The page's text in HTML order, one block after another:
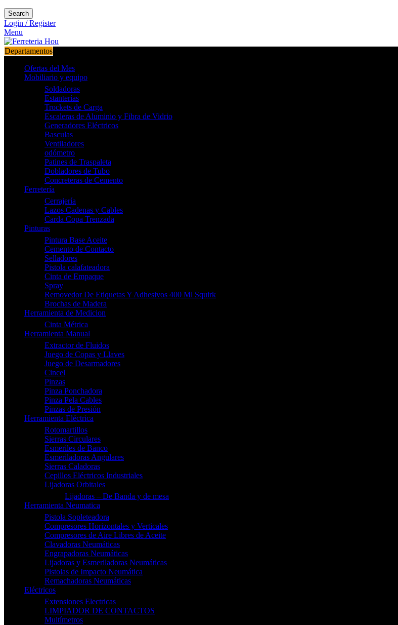
Search
Login / Register
Menu
Departamentos
Ofertas del Mes
Mobiliario y equipo
Soldadoras
Estanterías
Trockets de Carga
Escaleras de Aluminio y Fibra de Vidrio
Generadores Eléctricos
Basculas
Ventiladores
odómetro
Patines de Traspaleta
Dobladores de Tubo
Concreteras de Cemento
Ferretería
Cerrajería
Lazos Cadenas y Cables
Carda Copa Trenzada
Pinturas
Pintura Base Aceite
Cemento de Contacto
Selladores
Pistola calafateadora
Cinta de Empaque
Spray
Removedor De Etiquetas Y Adhesivos 400 Ml Squirk
Brochas de Madera
Herramienta de Medicion
Cinta Métrica
Herramienta Manual
Extractor de Fluidos
Juego de Copas y Llaves
Juego de Desarmadores
Cincel
Pinzas
Pinza Ponchadora
Pinza Pela Cables
Pinzas de Presión
Herramienta Eléctrica
Rotomartillos
Sierras Circulares
Esmeriles de Banco
Esmeriladoras Angulares
Sierras Caladoras
Cepillos Eléctricos Industriales
Lijadoras Orbitales
Lijadoras – De Banda y de mesa
Herramienta Neumatica
Pistola Sopleteadora
Compresores Horizontales y Verticales
Compresores de Aire Libres de Aceite
Clavadoras Neumáticas
Engrapadoras Neumáticas
Lijadoras y Esmeriladoras Neumáticas
Pistolas de Impacto Neumática
Remachadoras Neumáticas
Eléctricos
Extensiones Electricas
LIMPIADOR DE CONTACTOS
Multímetros